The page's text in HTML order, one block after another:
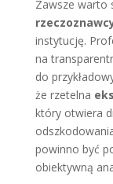
Zawsze warto
instytucję.
na
do
że rzetelna
który otwiera
powinno być
obiektywną